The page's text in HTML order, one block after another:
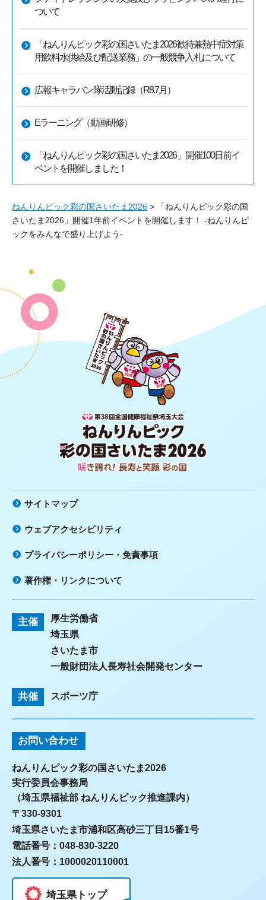
ついて
「ねんりんピック彩の国さいたま2026歓待兼熱中症対策
用飲料水供給及び配送業務」の一般競争入札について
広報キャラバン隊活動記録（R8.7月）
Eラーニング（動画研修）
「ねんりんピック彩の国さいたま2026」開催100日前イ
ベントを開催しました！
ねんりんピック彩の国さいたま2026 > 「ねんりんピック彩の国
さいたま2026」開催1年前イベントを開催します！ -ねんりんピ
ックをみんなで盛り上げよう-
第38回全国健康福祉祭埼玉大会 ね
んりんピック 彩の国さいたま2026
咲き誇れ！長寿と笑顔 彩の国
サイトマップ
ウェブアクセシビリティ
プライバシーポリシー・免責事項
著作権・リンクについて
主催
厚生労働省
埼玉県
さいたま市
一般財団法人長寿社会開発センター
共催 スポーツ庁
お問い合わせ
ねんりんピック彩の国さいたま2026
実行委員会事務局
（埼玉県福祉部 ねんりんピック推進課内）
〒330-9301
埼玉県さいたま市浦和区高砂三丁目15番1号
電話番号：048-830-3220
法人番号：1000020110001
埼玉県トップ